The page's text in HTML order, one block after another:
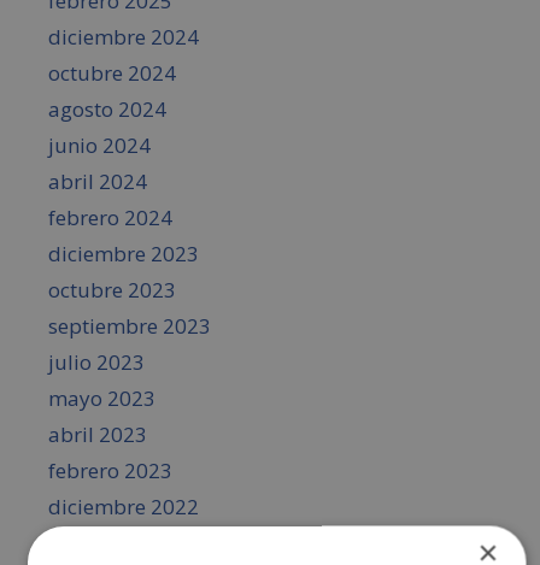
diciembre 2024
octubre 2024
agosto 2024
junio 2024
abril 2024
febrero 2024
diciembre 2023
octubre 2023
septiembre 2023
julio 2023
mayo 2023
abril 2023
febrero 2023
diciembre 2022
×